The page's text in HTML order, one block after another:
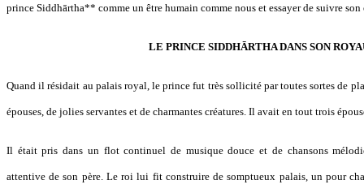
prince Siddhārtha** comme un être humain comme nous et essayer de suivre son
LE PRINCE SIDDHĀRTHA DANS SON
Quand il résidait au palais royal, le prince fut très sollicité par toutes sortes de
épouses, de jolies servantes et de charmantes créatures. Il avait en tout trois
Il était pris dans un flot continuel de musique douce et de chansons
attentive de son père. Le roi lui fit construire de somptueux palais, un pour